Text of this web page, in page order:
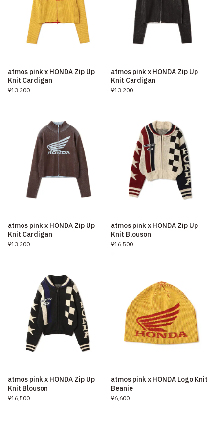
atmos pink x HONDA Zip Up
Knit Cardigan
¥13,200
atmos pink x HONDA Zip Up
Knit Cardigan
¥13,200
atmos pink x HONDA Zip Up
Knit Cardigan
¥13,200
atmos pink x HONDA Zip Up
Knit Blouson
¥16,500
atmos pink x HONDA Zip Up
Knit Blouson
¥16,500
atmos pink x HONDA Logo Knit
Beanie
¥6,600